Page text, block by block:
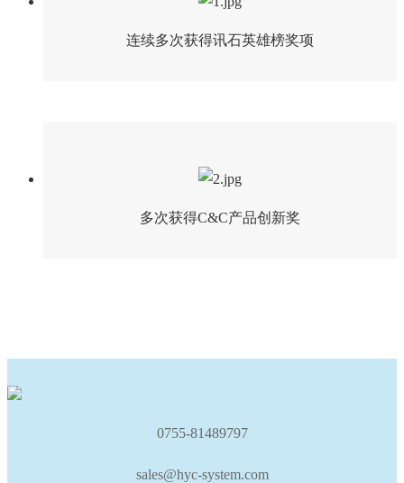
连续多次获得讯石英雄榜奖项
多次获得C&C产品创新奖
0755-81489797
sales@hyc-system.com